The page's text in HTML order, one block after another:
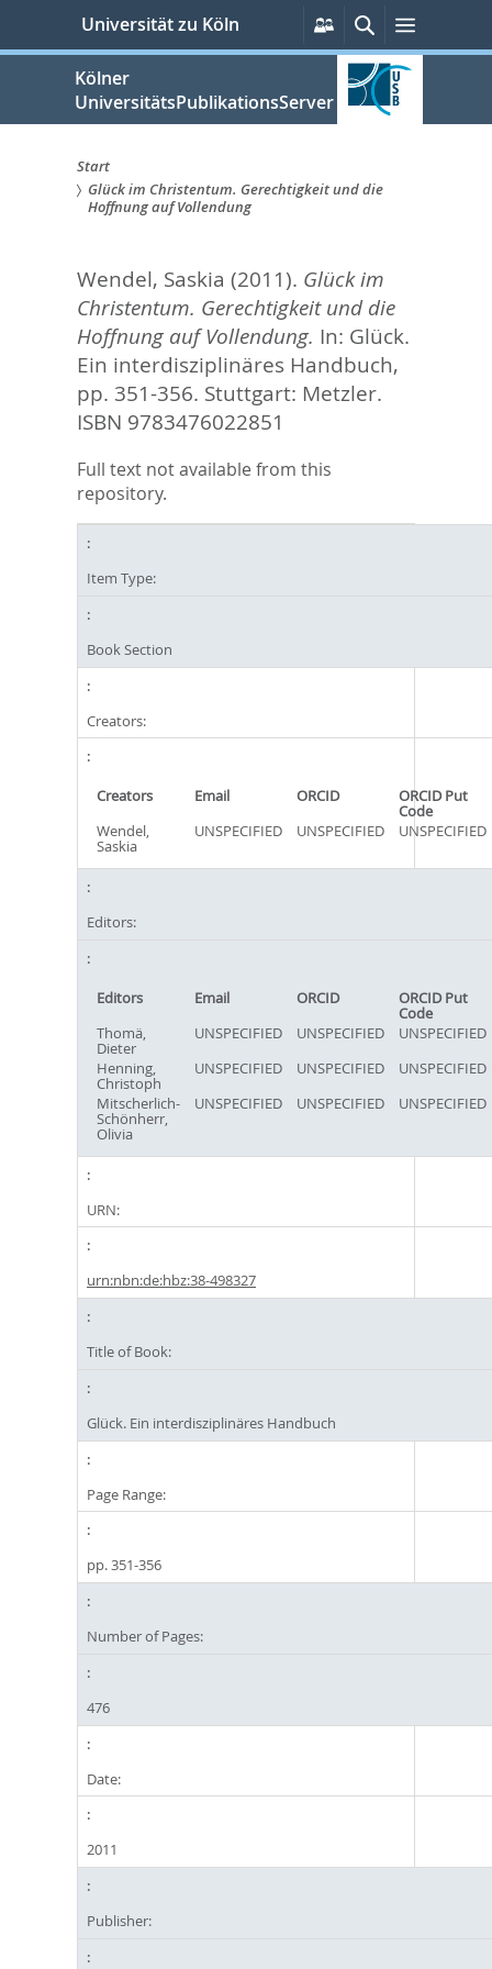
springen
Universität zu Köln
Persönliche
Services
SucheMenü
Kölner
UniversitätsPublikationsServer
Sie
hier:
Start
Glück im Christentum. Gerechtigkeit und die
Hoffnung auf Vollendung
Wendel, Saskia (2011). Glück im
Christentum. Gerechtigkeit und die
Hoffnung auf Vollendung. In: Glück.
Ein interdisziplinäres Handbuch,
pp. 351-356. Stuttgart: Metzler.
ISBN 9783476022851
Full text not available from this
repository.
Item Type:
Book Section
Creators:
Creators Email ORCID ORCID Put
Code
Wendel,
Saskia
UNSPECIFIED UNSPECIFIED UNSPECIFIED
Editors:
Editors Email ORCID ORCID Put
Code
Thomä,
Dieter
UNSPECIFIED UNSPECIFIED
UNSPECIFIED
Henning,
Christoph
UNSPECIFIED UNSPECIFIED
UNSPECIFIED
Mitscherlich-
Schönherr,
Olivia
UNSPECIFIED UNSPECIFIED UNSPECIFIED
URN:
urn:nbn:de:hbz:38-498327
Title of Book:
Glück. Ein interdisziplinäres Handbuch
Page Range:
pp. 351-356
Number of Pages:
476
Date:
2011
Publisher: